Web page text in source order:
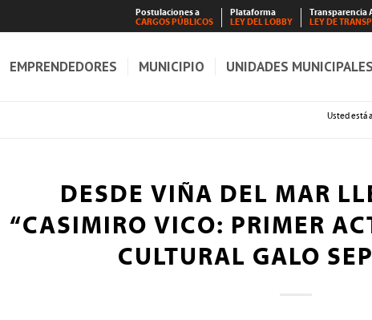
Postulaciones a
CARGOS PÚBLICOS
Plataforma
LEY DEL LOBBY
Transparencia
LEY DE
EMPRENDEDORES MUNICIPIO UNIDADES MUNICIPALES
Usted está
DESDE VIÑA DEL MAR
“CASIMIRO VICO: PRIMER
CULTURAL GALO